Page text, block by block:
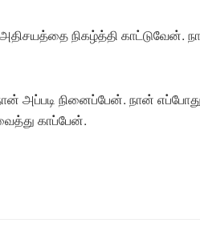
அதிசயத்தை நிகழ்த்தி
அப்படி நினைப்பேன். நான்
காப்பேன்.